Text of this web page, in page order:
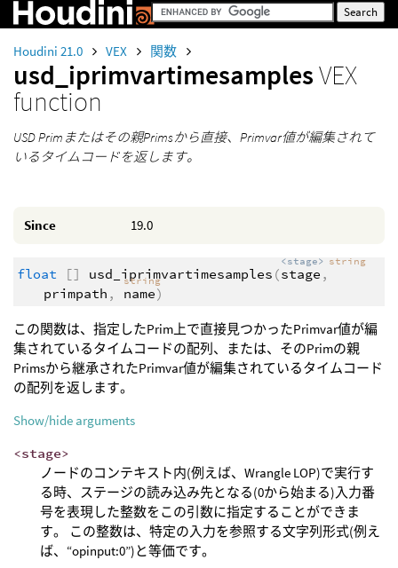
Houdini 21.0 VEX 関数
usd_iprimvartimesamplesVEX
function
USD Primまたはその親Primsから直接、Primvar値が編集されて
いるタイムコードを返します。
Since 19.0
float [] usd_iprimvartimesamples (
<stage>
stage ,
string
primpath ,
string
name)
この関数は、指定したPrim上で直接見つかったPrimvar値が編
集されているタイムコードの配列、または、そのPrimの親
Primsから継承されたPrimvar値が編集されているタイムコード
の配列を返します。
Show/hide arguments
<stage>
ノードのコンテキスト内(例えば、Wrangle LOP)で実行す
る時、ステージの読み込み先となる(0から始まる)入力番
号を表現した整数をこの引数に指定することができま
す。 この整数は、特定の入力を参照する文字列形式(例え
ば、“opinput:0”)と等価です。